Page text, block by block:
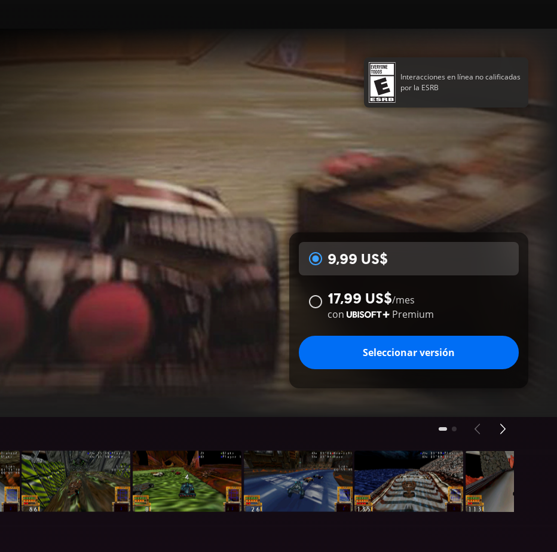
Interacciones en línea no calificadas
por la ESRB
9,99 US$
17,99 US$/mes
con
Premium
Seleccionar versión